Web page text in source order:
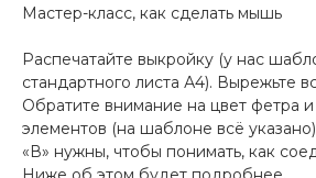
Мастер-класс, как сделать мышь
Распечатайте выкройку (у нас
стандартного листа А4). Вырежьте
Обратите внимание на цвет фетра и
элементов (на шаблоне всё
«В» нужны, чтобы понимать, как